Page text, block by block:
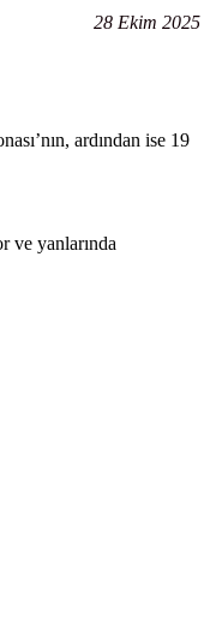
28 Ekim 2025
ardından ise 19
ve yanlarında